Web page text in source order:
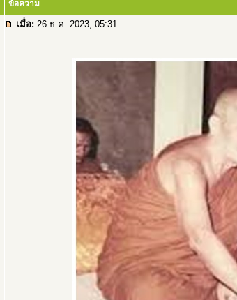
ข้อความ
เมื่อ: 26 ธ.ค. 2023, 05:31